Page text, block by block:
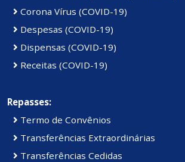
Corona Vírus (COVID-19)
Despesas (COVID-19)
Dispensas (COVID-19)
Receitas (COVID-19)
Repasses:
Termo de Convênios
Transferências Extraordinárias
Transferências Cedidas